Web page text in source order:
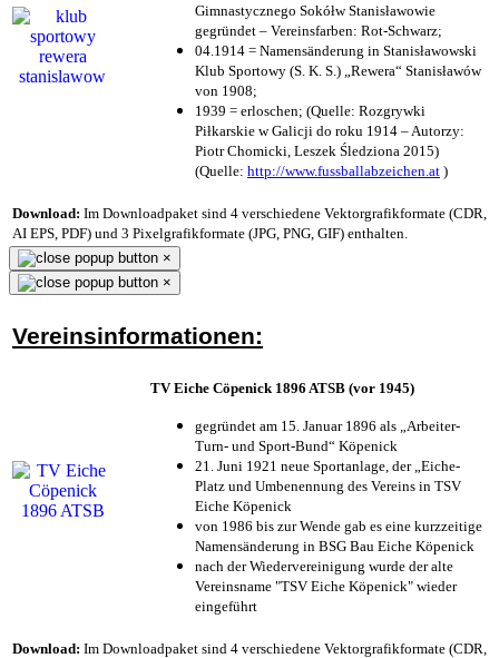
Gimnastycznego Sokółw Stanisławowie
gegründet – Vereinsfarben: Rot-Schwarz;
04.1914 = Namensänderung in Stanisławowski
Klub Sportowy (S. K. S.) „Rewera“ Stanisławów
von 1908;
1939 = erloschen; (Quelle: Rozgrywki
Piłkarskie w Galicji do roku 1914 – Autorzy:
Piotr Chomicki, Leszek Śledziona 2015)
(Quelle: http://www.fussballabzeichen.at )
Download: Im Downloadpaket sind 4 verschiedene Vektorgrafikformate (CDR,
AI EPS, PDF) und 3 Pixelgrafikformate (JPG, PNG, GIF) enthalten.
×
×
Vereinsinformationen:
TV Eiche Cöpenick 1896 ATSB (vor 1945)
gegründet am 15. Januar 1896 als „Arbeiter-
Turn- und Sport-Bund“ Köpenick
21. Juni 1921 neue Sportanlage, der „Eiche-
Platz und Umbenennung des Vereins in TSV
Eiche Köpenick
von 1986 bis zur Wende gab es eine kurzzeitige
Namensänderung in BSG Bau Eiche Köpenick
nach der Wiedervereinigung wurde der alte
Vereinsname "TSV Eiche Köpenick" wieder
eingeführt
Download: Im Downloadpaket sind 4 verschiedene Vektorgrafikformate (CDR,